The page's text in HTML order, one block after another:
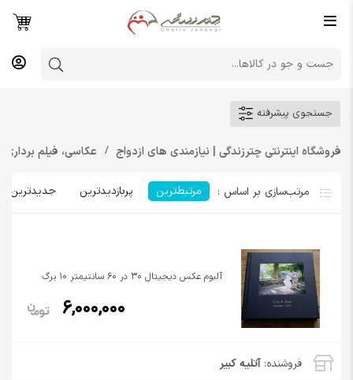
جستجوی پیشرفته
فروشگاه اینترنتی چترزندگی | نیازمندی های ازدواج عکاسی، فیلم
مرتبط‌ترین پربازدیدترین جدیدترین
فروشنده:آتلیه کبیر
آلبوم عکس دیجیتال 30 در 60 سانتیمتر 10 برگ
6,000,000